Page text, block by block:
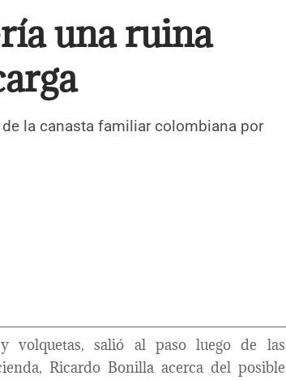
una ruina
la canasta familiar colombiana por
volquetas, salió al paso luego de las
Ricardo Bonilla acerca del posible